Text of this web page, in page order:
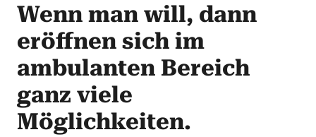
Wenn man will, dann
eröffnen sich im
ambulanten Bereich
ganz viele
Möglichkeiten.